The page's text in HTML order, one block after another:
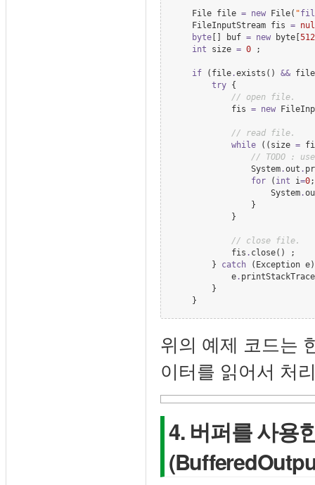
File file = new File( "
FileInputStream fis =
byte [] buf = new byte 512
int size = 0 ;
if (file .exists() && file
try {
// open file.
            fis
= new
// read file.
while ((size =
// TODO :
System .out .
for ( int i=0
System .
                }
            }
// close file.
            fis
. close() ;
        }
catch ( Exception
            e
.
        }
    }
위의 예제 코드는
이터를 읽어서 처
4. 버퍼를 사용